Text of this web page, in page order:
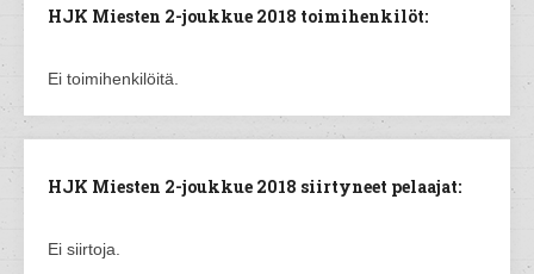
HJK Miesten 2-joukkue 2018 toimihenkilöt:
Ei toimihenkilöitä.
HJK Miesten 2-joukkue 2018 siirtyneet pelaajat:
Ei siirtoja.